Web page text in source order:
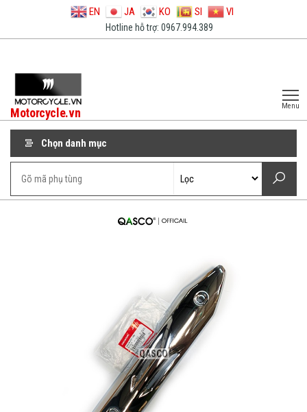
EN JA KO SI VI
Hotline hỗ trợ: 0967.994.389
Motorcycle.vn Menu
Chọn danh mục
QASCO